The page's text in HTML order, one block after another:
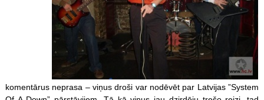
komentārus neprasa – viņus droši var nodēvēt par Latvijas ”System